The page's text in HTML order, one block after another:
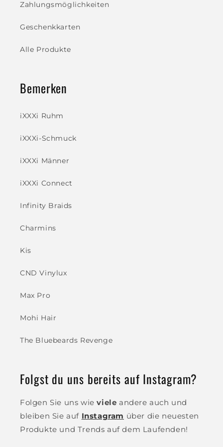
Zahlungsmöglichkeiten
Geschenkkarten
Alle Produkte
Bemerken
iXXXi Ruhm
iXXXi-Schmuck
iXXXi Männer
iXXXi Connect
Infinity Braids
Charmins
Kis
CND Vinylux
Max Pro
Mohi Hair
The Bluebeards Revenge
Folgst du uns bereits auf Instagram?
Folgen Sie uns wieviele andere auch und
bleiben Sie auf Instagram über die neuesten
Produkte und Trends auf dem Laufenden!